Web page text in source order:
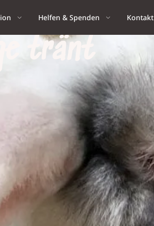
Helfen & Spenden Kontakt
tränt